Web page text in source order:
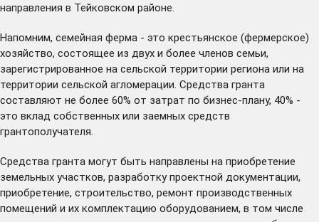
направления в Тейковском районе.
Напомним, семейная ферма - это крестьянское (фермерское)
хозяйство, состоящее из двух и более членов семьи,
зарегистрированное на сельской территории региона или на
территории сельской агломерации. Средства гранта
составляют не более 60% от затрат по бизнес-плану, 40% -
это вклад собственных или заемных средств
грантополучателя.
Средства гранта могут быть направлены на приобретение
земельных участков, разработку проектной документации,
приобретение, строительство, ремонт производственных
помещений и их комплектацию оборудованием, в том числе